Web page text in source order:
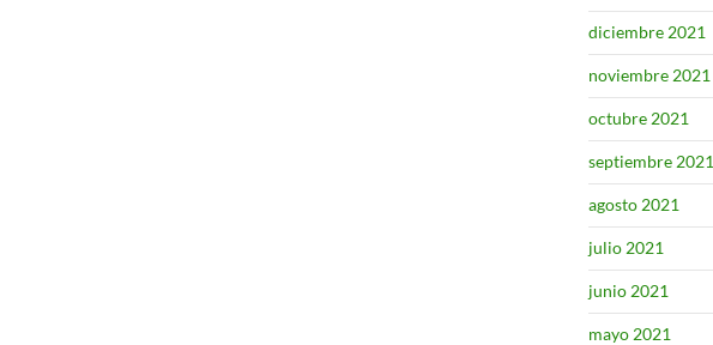
diciembre 2021
noviembre 2021
octubre 2021
septiembre 2021
agosto 2021
julio 2021
junio 2021
mayo 2021